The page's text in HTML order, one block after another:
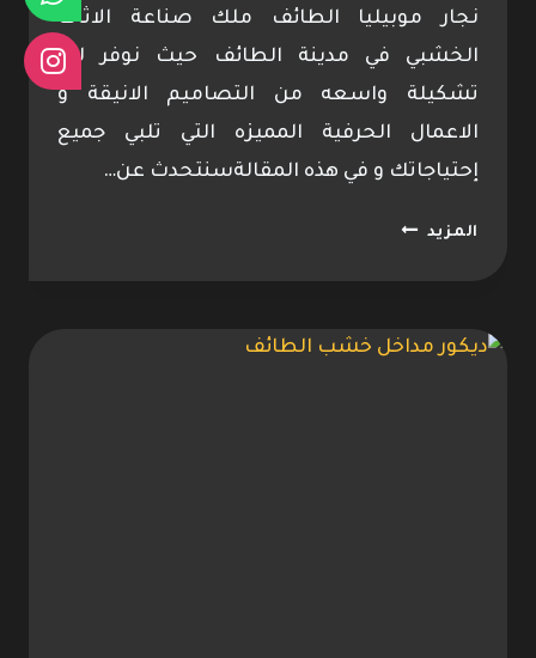
نجار موبيليا الطائف ملك صناعة الاثاث
الخشبي في مدينة الطائف حيث نوفر لك
تشكيلة واسعه من التصاميم الانيقة و
الاعمال الحرفية المميزه التي تلبي جميع
إحتياجاتك و في هذه المقالةسنتحدث عن…
المزيدنجار
ت: